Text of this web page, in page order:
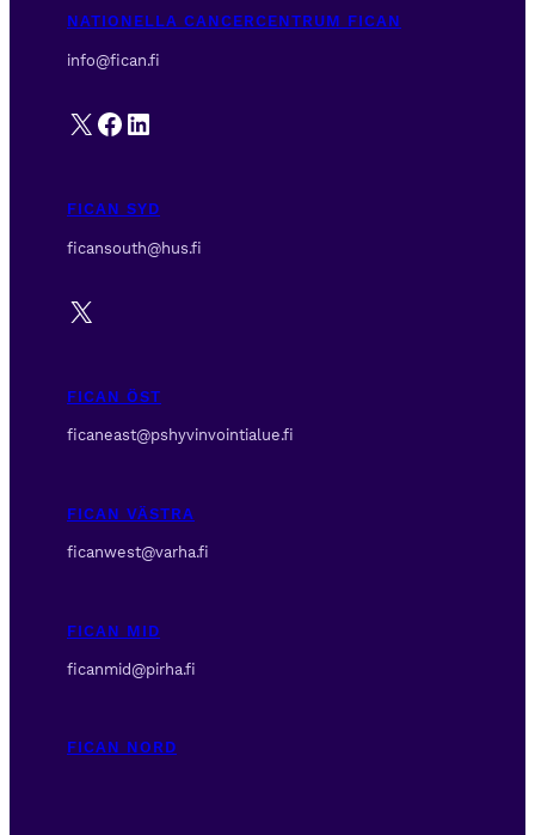
NATIONELLA CANCERCENTRUM FICAN
info@fican.fi
X Facebook
LinkedIn
FICAN SYD
ficansouth@hus.fi
X
FICAN ÖST
ficaneast@pshyvinvointialue.fi
FICAN VÄSTRA
ficanwest@varha.fi
FICAN MID
ficanmid@pirha.fi
FICAN NORD